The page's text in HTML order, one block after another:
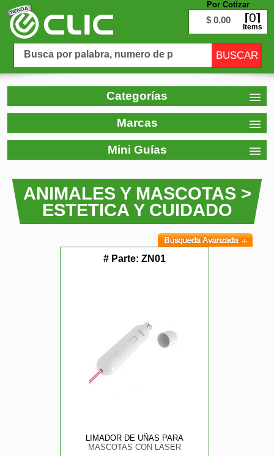
Por Cotizar
$ 0.00 0
Items
Categorías
Marcas
Mini Guías
ANIMALES Y MASCOTAS >
ESTETICA Y CUIDADO
# Parte: ZN01
LIMADOR DE UÑAS PARA
MASCOTAS CON LASER